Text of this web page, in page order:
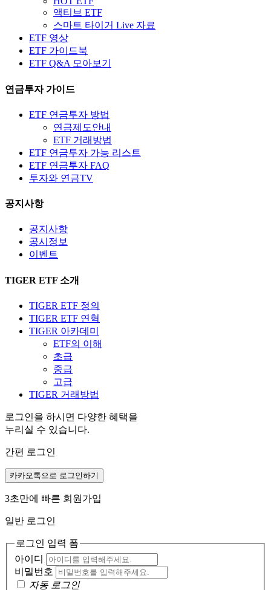
액티브 ETF
스마트 타이거 Live 자료
ETF 영상
ETF 가이드북
ETF Q&A 모아보기
연금투자 가이드
ETF 연금투자 방법
연금제도안내
ETF 거래방법
ETF 연금투자 가능 리스트
ETF 연금투자 FAQ
투자와 연금TV
공지사항
공지사항
공시정보
이벤트
TIGER ETF 소개
TIGER ETF 정의
TIGER ETF 연혁
TIGER 아카데미
ETF의 이해
초급
중급
고급
TIGER 거래방법
로그인을 하시면 다양한 혜택을
누리실 수 있습니다.
간편 로그인
카카오톡으로 로그인하기
3초만에 빠른 회원가입
일반 로그인
로그인 입력 폼
아이디
비밀번호
자동 로그인